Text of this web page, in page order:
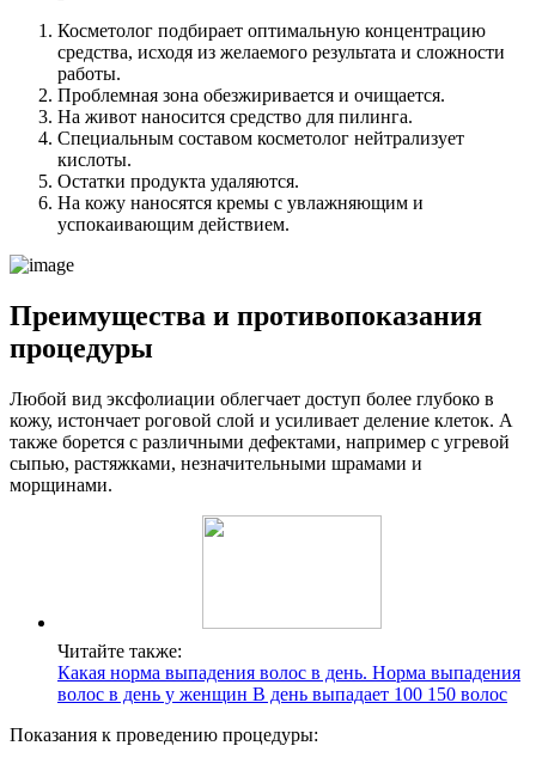
Косметолог подбирает оптимальную концентрацию
средства, исходя из желаемого результата и сложности
работы.
Проблемная зона обезжиривается и очищается.
На живот наносится средство для пилинга.
Специальным составом косметолог нейтрализует
кислоты.
Остатки продукта удаляются.
На кожу наносятся кремы с увлажняющим и
успокаивающим действием.
Преимущества и противопоказания
процедуры
Любой вид эксфолиации облегчает доступ более глубоко в
кожу, истончает роговой слой и усиливает деление клеток. А
также борется с различными дефектами, например с угревой
сыпью, растяжками, незначительными шрамами и
морщинами.
Читайте также:
Какая норма выпадения волос в день. Норма выпадения
волос в день у женщин В день выпадает 100 150 волос
Показания к проведению процедуры: